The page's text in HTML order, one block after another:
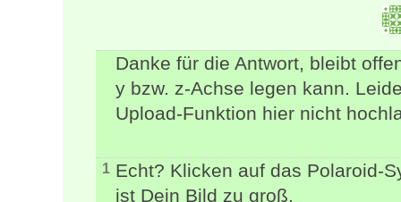
Danke für die Antwort, bleibt
y bzw. z-Achse legen kann.
Upload-Funktion hier nicht
1 Echt? Klicken auf das Polaroid-
ist Dein Bild zu groß.